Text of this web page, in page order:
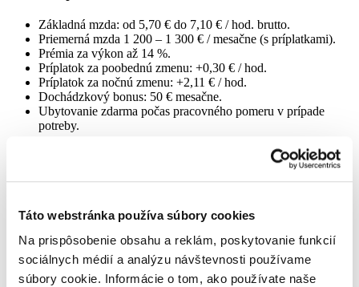
Táto webstránka používa súbory cookies
Na prispôsobenie obsahu a reklám, poskytovanie funkcií
sociálnych médií a analýzu návštevnosti používame
súbory cookie. Informácie o tom, ako používate naše
Základná mzda: od 5,70 € do 7,10 € / hod. brutto.
Priemerná mzda 1 200 – 1 300 € / mesačne (s príplatkami).
Prémia za výkon až 14 %.
Príplatok za poobednú zmenu: +0,30 € / hod.
Príplatok za nočnú zmenu: +2,11 € / hod.
Dochádzkový bonus: 50 € mesačne.
Ubytovanie zdarma počas pracovného pomeru v prípade
potreby.
Osobnostné predpoklady a zručnosti
potravinami).
Ochota pracovať v trojzmennej prevádzke.
Zodpovedný a spoľahlivý prístup.
Skúsenosti z výroby výhodou, nie podmienkou.
Znalosť slovenského jazyka – podmienkou.